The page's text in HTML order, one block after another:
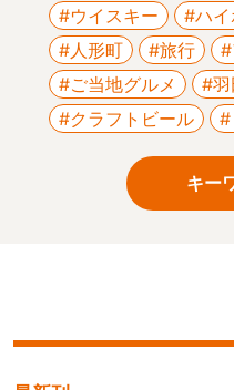
#ウイスキー #ハ
#人形町
#旅行
#ご当地グルメ
#羽
#クラフトビール
#
キー